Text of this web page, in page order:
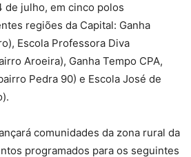
de julho, em cinco polos
regiões da Capital: Ganha
Escola Professora Diva
Aroeira), Ganha Tempo CPA,
Pedra 90) e Escola José de
comunidades da zona rural da
programados para os seguintes